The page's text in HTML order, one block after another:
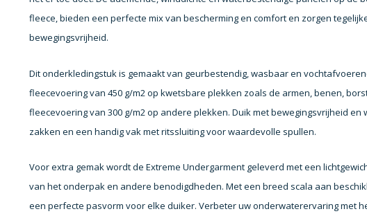
fleece, bieden een perfecte mix van bescherming en comfort en zorgen
bewegingsvrijheid.
Dit onderkledingstuk is gemaakt van geurbestendig, wasbaar en
fleecevoering van 450 g/m2 op kwetsbare plekken zoals de armen, benen,
fleecevoering van 300 g/m2 op andere plekken. Duik met bewegingsvrijheid
zakken en een handig vak met ritssluiting voor waardevolle spullen.
Voor extra gemak wordt de Extreme Undergarment geleverd met een
van het onderpak en andere benodigdheden. Met een breed scala aan
een perfecte pasvorm voor elke duiker. Verbeter uw onderwaterervaring met